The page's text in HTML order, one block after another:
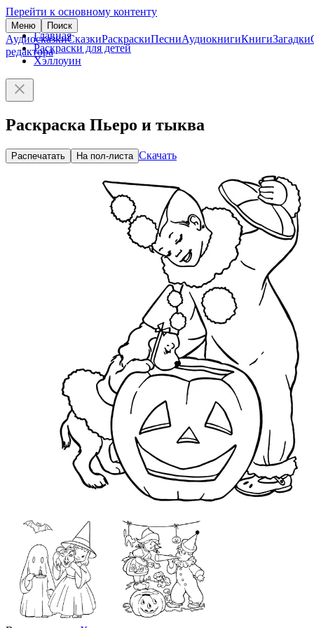
Перейти к основному контенту
Меню Поиск
АудиосказкиСказкиРаскраскиПесниАудиокнигиКнигиЗагадки
редактора
Главная
Раскраски для детей
Хэллоуин
Раскраска Пьеро и тыква
Распечатать На пол-листа Скачать